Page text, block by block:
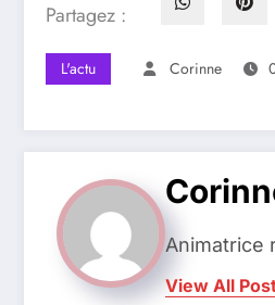
Partagez :
L'actu Corinne
Animatrice
View All